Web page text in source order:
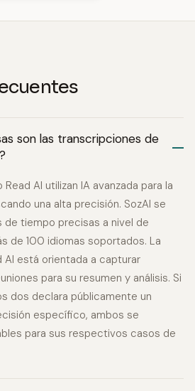
son las transcripciones de
AI utilizan IA avanzada para la
una alta precisión. SozAI se
de tiempo precisas a nivel de
de 100 idiomas soportados. La
AI está orientada a capturar
para su resumen y análisis. Si
dos declara públicamente un
específico, ambos se
para sus respectivos casos de